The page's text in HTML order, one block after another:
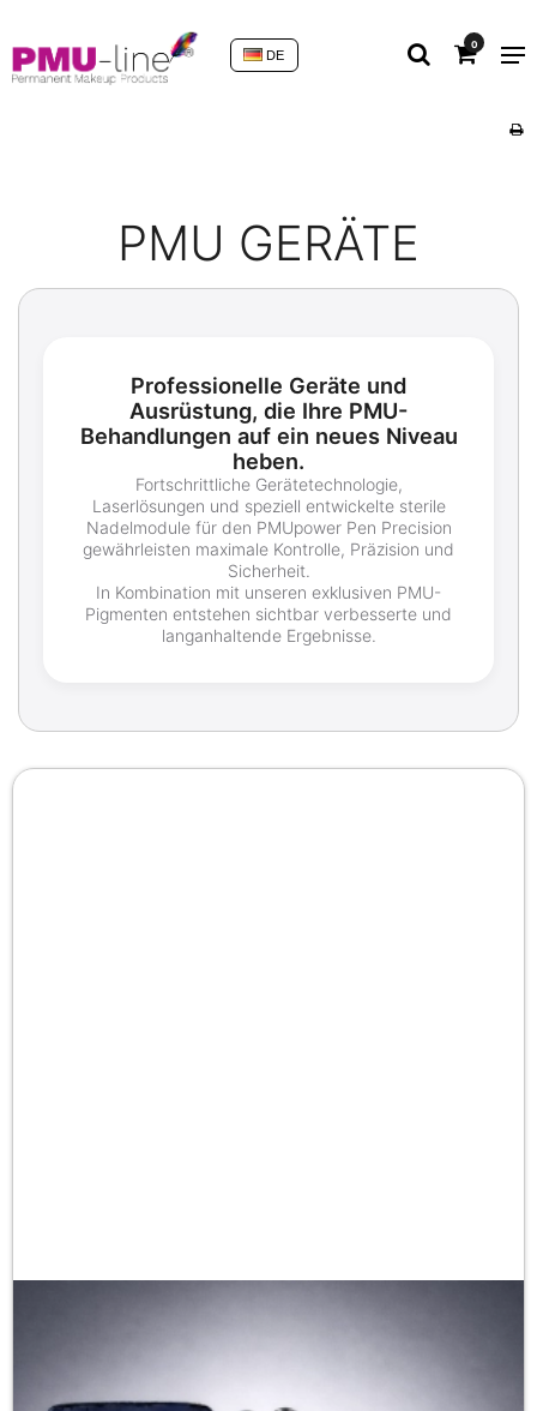
0
DE
PMU GERÄTE
Professionelle Geräte und
Ausrüstung, die Ihre PMU-
Behandlungen auf ein neues Niveau
heben.
Fortschrittliche Gerätetechnologie,
Laserlösungen und speziell entwickelte sterile
Nadelmodule für den PMUpower Pen Precision
gewährleisten maximale Kontrolle, Präzision und
Sicherheit.
In Kombination mit unseren exklusiven PMU-
Pigmenten entstehen sichtbar verbesserte und
langanhaltende Ergebnisse.